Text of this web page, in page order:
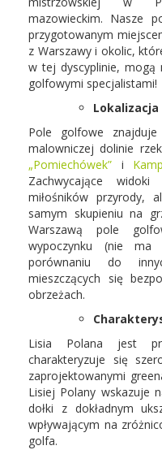
mazowieckim. Nasze
przygotowanym
z Warszawy i okolic,
w tej dyscyplinie, mogą
golfowymi specjalistami!
Lokalizacja
Pole golfowe
malowniczej dolinie
„Pomiechówek” i
Zachwycające
miłośników przyrody,
samym skupieniu na
Warszawą pole
wypoczynku (nie
porównaniu do
mieszczących się
obrzeżach.
Lisia Polana jest
charakteryzuje się
zaprojektowanymi
Lisiej Polany wskazuje
dołki z dokładnym
wpływającym na
golfa.